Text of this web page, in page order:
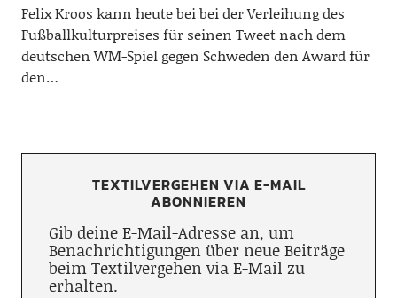
Felix Kroos kann heute bei bei der Verleihung des
Fußballkulturpreises für seinen Tweet nach dem
deutschen WM-Spiel gegen Schweden den Award für
den…
TEXTILVERGEHEN VIA E-MAIL
ABONNIEREN
Gib deine E-Mail-Adresse an, um
Benachrichtigungen über neue Beiträge
beim Textilvergehen via E-Mail zu
erhalten.